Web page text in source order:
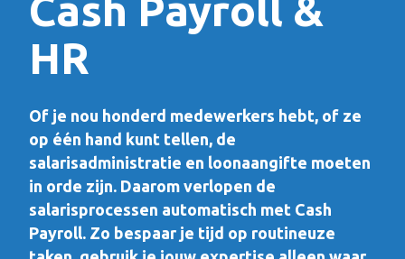
Cash Payroll &
HR
Of je nou honderd medewerkers hebt, of ze
op één hand kunt tellen, de
salarisadministratie en loonaangifte moeten
in orde zijn. Daarom verlopen de
salarisprocessen automatisch met Cash
Payroll. Zo bespaar je tijd op routineuze